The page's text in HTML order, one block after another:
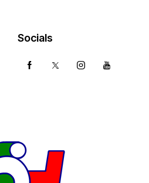
Socials